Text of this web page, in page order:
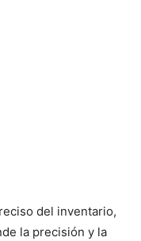
del inventario,
la precisión y la